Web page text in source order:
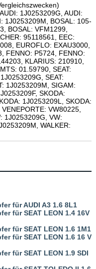
1J0253209G, AUDI:
1J0253209M, BOSAL: 105-
BOSAL: VFM1299,
95118561, EEC:
EUROFLO: EXAU3000,
FENNO: P5724, FENNO:
KLARIUS: 210910,
01.59790, SEAT:
SEAT:
1J0253209M, SIGAM:
SKODA:
1J0253209L, SKODA:
VW80225,
1J0253209G, VW:
WALKER:
für AUDI A3 1.6 8L1
für SEAT LEON 1.4 16V
für SEAT LEON 1.6 1M1
für SEAT LEON 1.6 16 V
für SEAT LEON 1.9 SDI